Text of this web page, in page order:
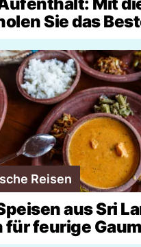
Sie das
Reisen
aus Sri
für feurige